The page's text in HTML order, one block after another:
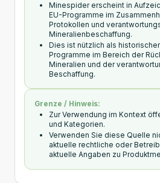
Minespider erscheint in
EU-Programme im
Protokollen und
Mineralienbeschaffung.
Dies ist nützlich als
Programme im Bereich der
Mineralien und der
Beschaffung.
Grenze / Hinweis:
Zur Verwendung im Kontext
und Kategorien.
Verwenden Sie diese Quelle
aktuelle rechtliche oder
aktuelle Angaben zu